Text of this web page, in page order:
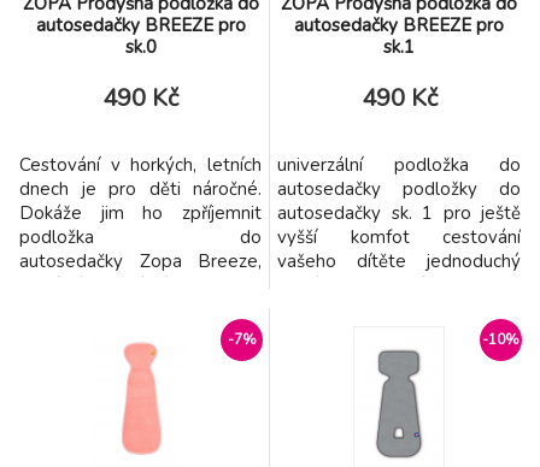
autosedačky BREEZE pro
sk.0
490 Kč
Cestování v horkých, letních
dnech je pro děti náročné.
Dokáže jim ho zpříjemnit
podložka do
autosedačky Zopa Breeze,
přehřívání a nadměrnému
pocení nejmenších
cestovatelů. Podložka se
dokáže přizpůsobit velikosti
dítěte i danému modelu
autosedačky. Její tvar
autosedačky BREEZE pro
sk.1
490 Kč
univerzální podložka do
autosedačky podložky do
autosedačky sk. 1 pro ještě
vyšší komfot cestování
vašeho dítěte jednoduchý
technologii AIR FLOW a
unikátní látce s 3D hexagon
strukturou dochází k proudění
vzduchu mezi sedačkou a
pokožkou dítěte a nedochází
tak k jeho přehřívání a nadmě
-7% -10%